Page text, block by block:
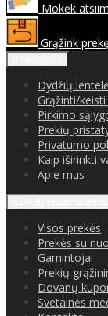
Mokėk
Grąžink
Dydžių
Grąžinti/
Pirkimo
Prekių
Privatumo
Kaip iširinkti
Apie mus
Visos prekės
Prekės su
Gamintojai
Prekių
Dovanų
Svetainės